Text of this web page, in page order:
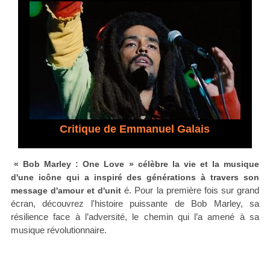
Critique de Emmanuel Galais
« Bob Marley : One Love » célèbre la vie et la musique
d'une icône qui a inspiré des générations à travers son
message d'amour et d'unit é. Pour la première fois sur grand
écran, découvrez l'histoire puissante de Bob Marley, sa
résilience face à l’adversité, le chemin qui l’a amené à sa
musique révolutionnaire.